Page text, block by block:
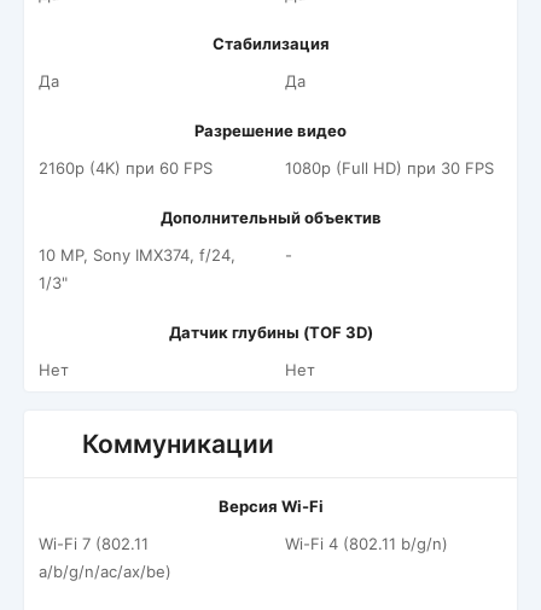
Стабилизация
Да
Да
Разрешение видео
2160p (4K) при 60 FPS
1080p (Full HD) при 30 FPS
Дополнительный объектив
10 MP, Sony IMX374, f/24,
1/3"
-
Датчик глубины (TOF 3D)
Нет
Нет
Коммуникации
Версия Wi-Fi
Wi-Fi 7 (802.11
a/b/g/n/ac/ax/be)
Wi-Fi 4 (802.11 b/g/n)